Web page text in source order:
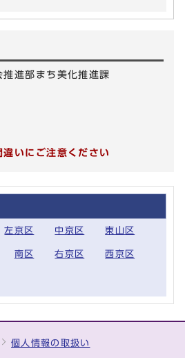
進部まち美化推進課
いにご注意ください
左京区 中京区 東山区
南区 右京区 西京区
個人情報の取扱い